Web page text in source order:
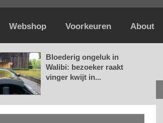
Webshop Voorkeuren About
Bloederig ongeluk in
Walibi: bezoeker raakt
vinger kwijt in...